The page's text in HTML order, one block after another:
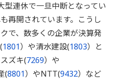
型連休で一旦中断となってい
再開されています。こうし
で、数多くの企業が決算発
1801）や清水建設(1803）と
ズキ(7269）や
(8801）やNTT(9432）など